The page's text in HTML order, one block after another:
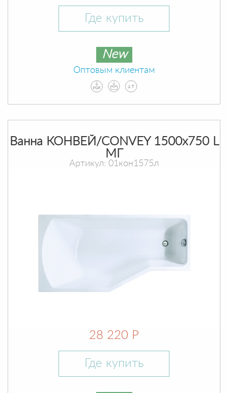
Где купить
New
Оптовым клиентам
Ванна КОНВЕЙ/CONVEY 1500х750 L
МГ
Артикул: 01кон1575л
28 220 Р
Где купить